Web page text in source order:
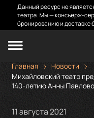
Данный ресурс не
театра. Мы — консьерж-
бронированию и доставке
Главная
Новости
Михайловский театр
140-летию Анны
11 августа 2021